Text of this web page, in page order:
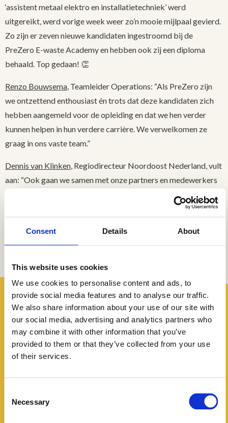
Consent Details About
This website uses cookies
We use cookies to personalise content and ads, to
provide social media features and to analyse our traffic.
We also share information about your use of our site with
our social media, advertising and analytics partners who
may combine it with other information that you’ve
provided to them or that they’ve collected from your use
of their services.
Selection
Necessary
‘assistent metaal elektro en installatietechniek’ werd
uitgereikt, werd vorige week weer zo’n mooie mijlpaal gevierd.
Zo zijn er zeven nieuwe kandidaten ingestroomd bij de
PreZero E-waste Academy en hebben ook zij een diploma
behaald. Top gedaan! 👏
Renzo Bouwsema, Teamleider Operations: “Als PreZero zijn
we ontzettend enthousiast én trots dat deze kandidaten zich
hebben aangemeld voor de opleiding en dat we hen verder
kunnen helpen in hun verdere carrière. We verwelkomen ze
graag in ons vaste team.”
Dennis van Klinken, Regiodirecteur Noordoost Nederland, vult
aan: “Ook gaan we samen met onze partners en medewerkers
kijken naar doorstroommogelijkheden in de regio, aansluitend
op het behaalde diploma. Fijn dat we dit opleidingstraject
Heb je vragen over hergebruik?